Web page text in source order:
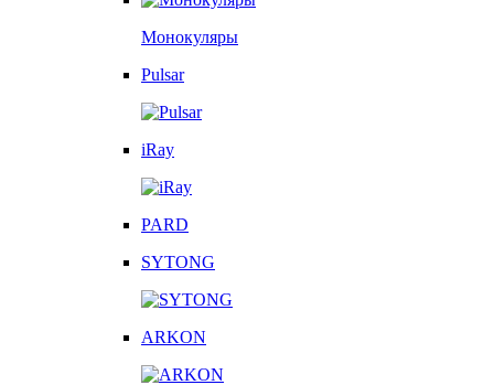
Монокуляры
Pulsar
iRay
PARD
SYTONG
ARKON